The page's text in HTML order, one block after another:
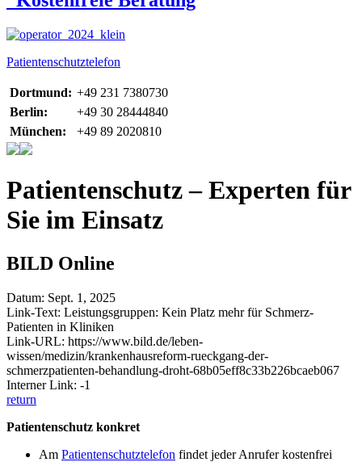
Patientenschutztelefon
Dortmund: +49 231 7380730
Berlin:
+49 30 28444840
München:
+49 89 2020810
Patientenschutz – Experten für
Sie im Einsatz
BILD Online
Datum: Sept. 1, 2025
Link-Text: Leistungsgruppen: Kein Platz mehr für Schmerz-
Patienten in Kliniken
Link-URL: https://www.bild.de/leben-
wissen/medizin/krankenhausreform-rueckgang-der-
schmerzpatienten-behandlung-droht-68b05eff8c33b226bcaeb067
Interner Link: -1
return
Patientenschutz konkret
Am Patientenschutztelefon findet jeder Anrufer kostenfrei